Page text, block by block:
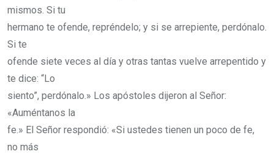
mismos. Si tu
hermano te ofende, repréndelo; y si se arrepiente, perdónalo.
Si te
ofende siete veces al día y otras tantas vuelve arrepentido y
te dice: “Lo
siento”, perdónalo.» Los apóstoles dijeron al Señor:
«Auméntanos la
fe.» El Señor respondió: «Si ustedes tienen un poco de fe,
no más